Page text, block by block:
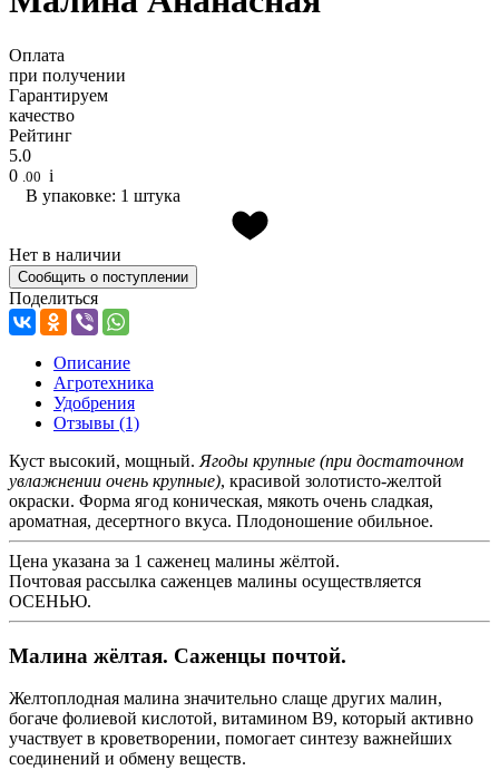
Оплата
при получении
Гарантируем
качество
Рейтинг
5.0
0 .00 i
В упаковке: 1 штука
Нет в наличии
Сообщить о поступлении
Поделиться
Описание
Агротехника
Удобрения
Отзывы (1)
Куст высокий, мощный. Ягоды крупные (при достаточном
увлажнении очень крупные), красивой золотисто-желтой
окраски. Форма ягод коническая, мякоть очень сладкая,
ароматная, десертного вкуса. Плодоношение обильное.
Цена указана за 1 саженец малины жёлтой.
Почтовая рассылка саженцев малины осуществляется
ОСЕНЬЮ.
Малина жёлтая. Саженцы почтой.
Желтоплодная малина значительно слаще других малин,
богаче фолиевой кислотой, витамином В9, который активно
участвует в кроветворении, помогает синтезу важнейших
соединений и обмену веществ.